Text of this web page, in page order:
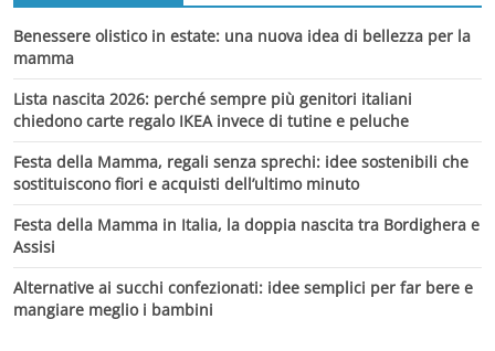
Benessere olistico in estate: una nuova idea di bellezza per la
mamma
Lista nascita 2026: perché sempre più genitori italiani
chiedono carte regalo IKEA invece di tutine e peluche
Festa della Mamma, regali senza sprechi: idee sostenibili che
sostituiscono fiori e acquisti dell’ultimo minuto
Festa della Mamma in Italia, la doppia nascita tra Bordighera e
Assisi
Alternative ai succhi confezionati: idee semplici per far bere e
mangiare meglio i bambini